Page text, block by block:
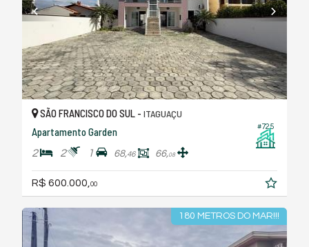
#725
SÃO FRANCISCO DO SUL - ITAGUAÇU
Apartamento Garden
2 2 1 68,46 66,08
R$ 600.000, 00
180 METROS DO MAR!!!